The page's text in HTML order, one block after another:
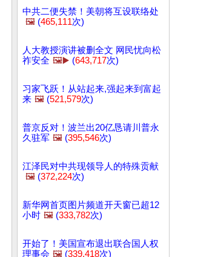
中共二便失禁！美朝将互设联络处
🖼️ (465,111次)
人大教授演讲被删全文 网民忧向松
祚安全 🖼️▶️ (643,717次)
习家飞跃！从站起来,强起来到富起
来 🖼️ (521,579次)
普京反对！波兰出20亿恳请川普永
久驻军 🖼️ (395,546次)
江泽民对中共现领导人的特殊贡献
🖼️ (372,224次)
新华网首页图片频道开天窗已超12
小时 🖼️ (333,782次)
开始了！美国宣布退出联合国人权
理事会 🖼️ (339,418次)